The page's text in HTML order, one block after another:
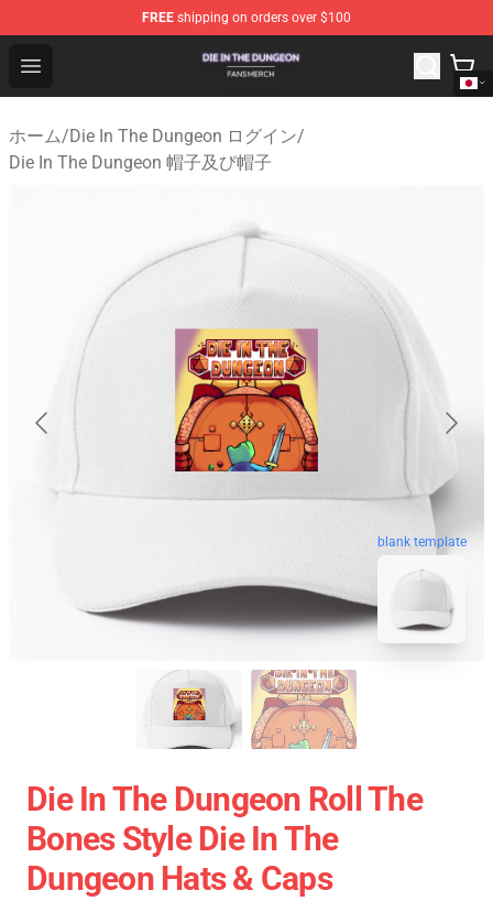
FREE shipping on orders over $100
Open menu
Die In The Dungeon Shop - Official Die In The Dungeon
ホーム/Die In The Dungeon ログイン/
Die In The Dungeon 帽子及び帽子
blank template
Die In The Dungeon Roll The
Bones Style Die In The
Dungeon Hats & Caps